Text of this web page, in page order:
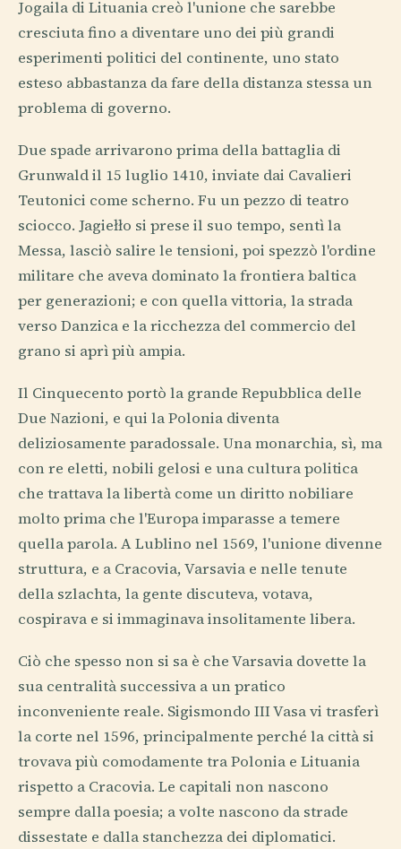
Jogaila di Lituania creò l'unione che sarebbe
cresciuta fino a diventare uno dei più grandi
esperimenti politici del continente, uno stato
esteso abbastanza da fare della distanza stessa un
problema di governo.
Due spade arrivarono prima della battaglia di
Grunwald il 15 luglio 1410, inviate dai Cavalieri
Teutonici come scherno. Fu un pezzo di teatro
sciocco. Jagiełło si prese il suo tempo, sentì la
Messa, lasciò salire le tensioni, poi spezzò l'ordine
militare che aveva dominato la frontiera baltica
per generazioni; e con quella vittoria, la strada
verso Danzica e la ricchezza del commercio del
grano si aprì più ampia.
Il Cinquecento portò la grande Repubblica delle
Due Nazioni, e qui la Polonia diventa
deliziosamente paradossale. Una monarchia, sì, ma
con re eletti, nobili gelosi e una cultura politica
che trattava la libertà come un diritto nobiliare
molto prima che l'Europa imparasse a temere
quella parola. A Lublino nel 1569, l'unione divenne
struttura, e a Cracovia, Varsavia e nelle tenute
della szlachta, la gente discuteva, votava,
cospirava e si immaginava insolitamente libera.
Ciò che spesso non si sa è che Varsavia dovette la
sua centralità successiva a un pratico
inconveniente reale. Sigismondo III Vasa vi trasferì
la corte nel 1596, principalmente perché la città si
trovava più comodamente tra Polonia e Lituania
rispetto a Cracovia. Le capitali non nascono
sempre dalla poesia; a volte nascono da strade
dissestate e dalla stanchezza dei diplomatici.